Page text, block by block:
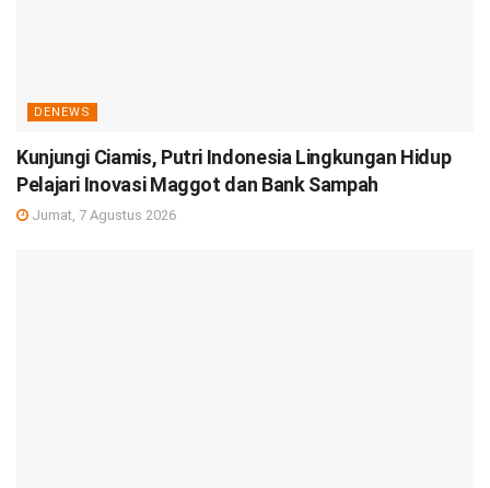
DENEWS
Kunjungi Ciamis, Putri Indonesia Lingkungan Hidup
Pelajari Inovasi Maggot dan Bank Sampah
Jumat, 7 Agustus 2026